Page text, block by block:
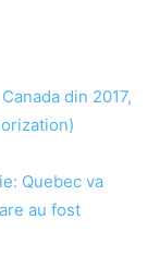
din 2017,
Quebec va
au fost